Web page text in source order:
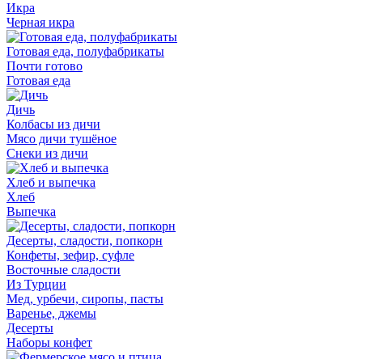
Икра
Черная икра
Готовая еда, полуфабрикаты
Почти готово
Готовая еда
Дичь
Колбасы из дичи
Мясо дичи тушёное
Снеки из дичи
Хлеб и выпечка
Хлеб
Выпечка
Десерты, сладости, попкорн
Конфеты, зефир, суфле
Восточные сладости
Из Турции
Мед, урбечи, сиропы, пасты
Варенье, джемы
Десерты
Наборы конфет